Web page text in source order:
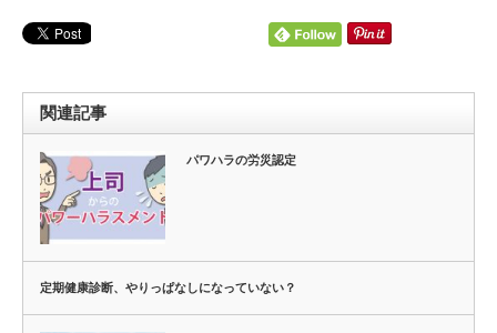
関連記事
パワハラの労災認定
定期健康診断、やりっぱなしになっていない？